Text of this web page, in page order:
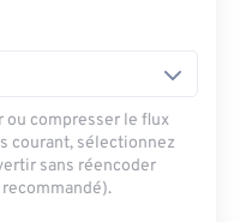
ou compresser le flux
courant, sélectionnez
sans réencoder